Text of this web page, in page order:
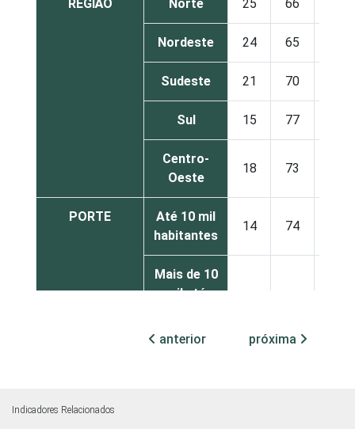
REGIÃO Norte 25 66
Nordeste 24 65
Sudeste 21 70
Sul 15 77
Centro-
Oeste
18 73
PORTE
Até 10 mil
habitantes
14 74
Mais de 10
mil até
habitantes
anterior próxima
Indicadores Relacionados